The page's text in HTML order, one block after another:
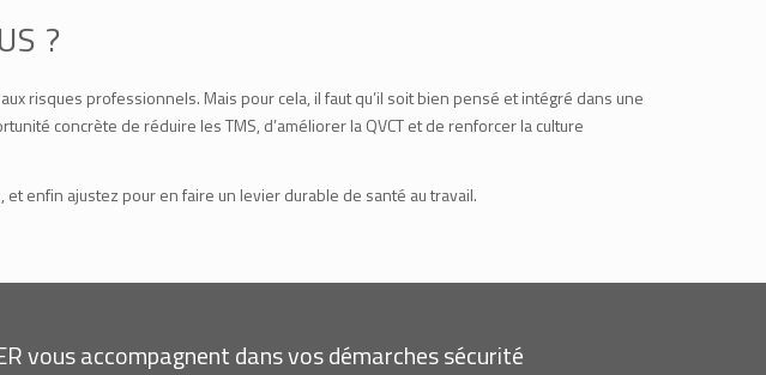
?
risques professionnels. Mais pour cela, il faut qu’il soit bien pensé et intégré dans une
concrète de réduire les TMS, d’améliorer la QVCT et de renforcer la culture
enfin ajustez pour en faire un levier durable de santé au travail.
vous accompagnent dans vos démarches sécurité